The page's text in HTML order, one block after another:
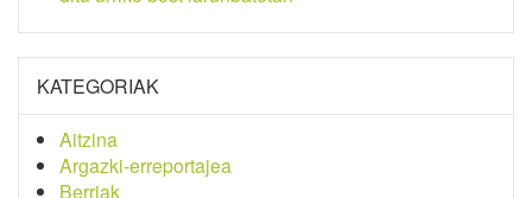
KATEGORIAK
Aitzina
Argazki-erreportajea
Berriak